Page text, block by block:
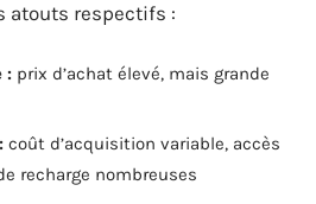
atouts respectifs :
: prix d’achat élevé, mais grande
coût d’acquisition variable, accès
recharge nombreuses